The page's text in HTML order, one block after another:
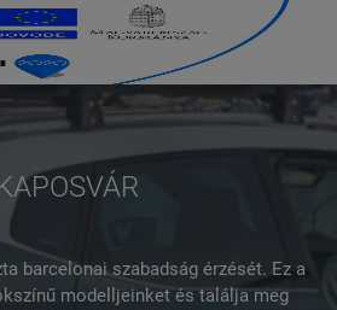
barcelonai szabadság érzését. Ez a
modelljeinket és találja meg